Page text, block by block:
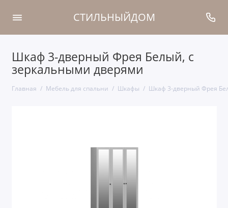
СТИЛЬНЫЙДОМ
Шкаф 3-дверный Фрея Белый, с
зеркальными дверями
Главная Мебель для спальни Шкафы Шкаф 3-дверный Фрея